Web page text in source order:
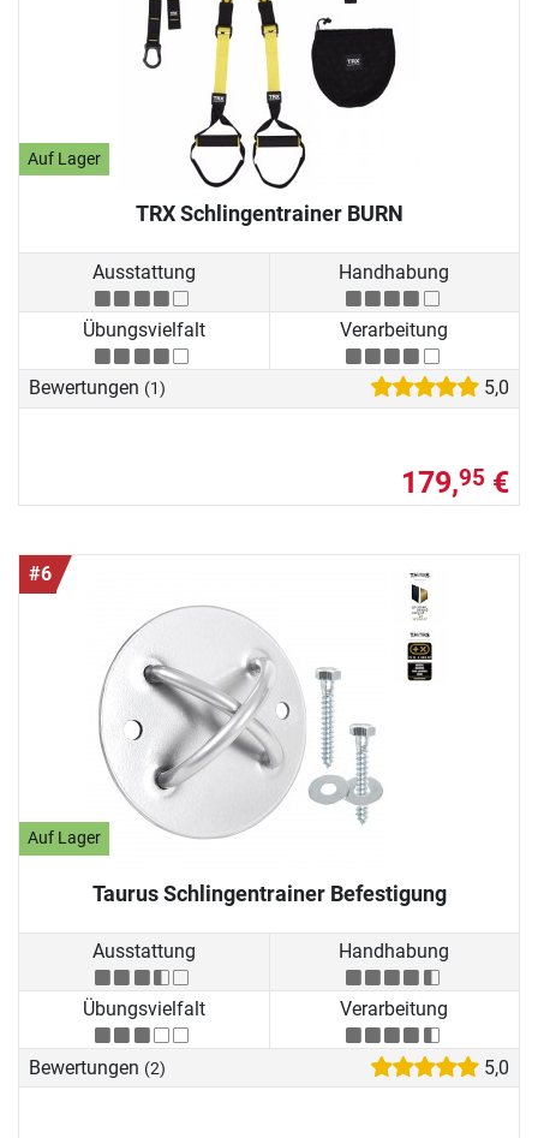
Auf Lager
TRX Schlingentrainer BURN
Ausstattung Handhabung
Übungsvielfalt Verarbeitung
Bewertungen (1) 5,0
179,95 €
#6
Auf Lager
Taurus Schlingentrainer Befestigung
Ausstattung Handhabung
Übungsvielfalt Verarbeitung
Bewertungen (2) 5,0